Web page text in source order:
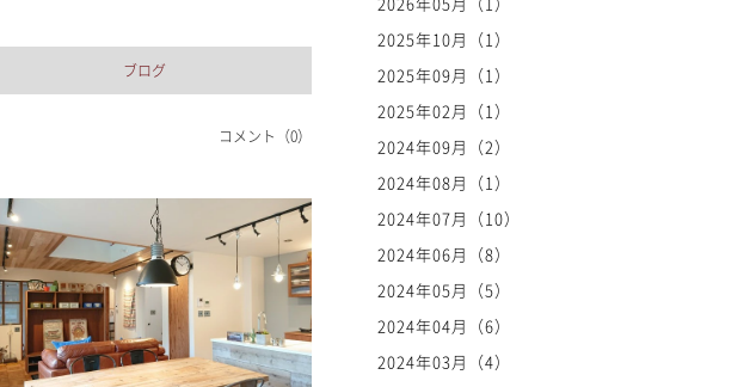
ブログ
コメント（0）
2025年10月（1）
2025年09月（1）
2025年02月（1）
2024年09月（2）
2024年08月（1）
2024年07月（10）
2024年06月（8）
2024年05月（5）
2024年04月（6）
2024年03月（4）